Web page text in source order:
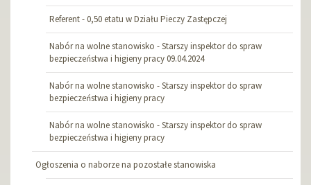
Referent - 0,50 etatu w Działu Pieczy Zastępczej
Nabór na wolne stanowisko - Starszy inspektor do spraw
bezpieczeństwa i higieny pracy 09.04.2024
Nabór na wolne stanowisko - Starszy inspektor do spraw
bezpieczeństwa i higieny pracy
Nabór na wolne stanowisko - Starszy inspektor do spraw
bezpieczeństwa i higieny pracy
Ogłoszenia o naborze na pozostałe stanowiska